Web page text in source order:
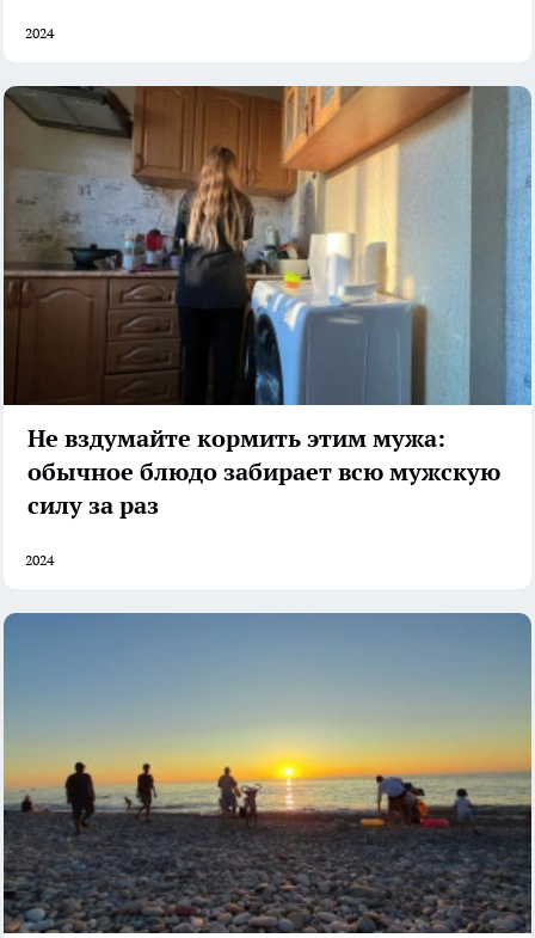
2024
Не вздумайте кормить этим мужа:
обычное блюдо забирает всю мужскую
силу за раз
2024